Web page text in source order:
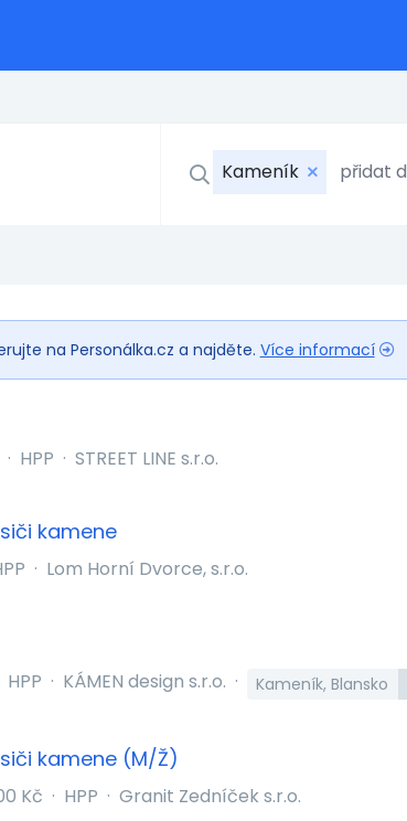
Kameník
na Personálka.cz a najděte. Více informací
· HPP · STREET LINE s.r.o.
kamene
· Lom Horní Dvorce, s.r.o.
HPP · KÁMEN design s.r.o. · Kameník, Blansko
kamene (M/Ž)
Kč · HPP · Granit Zedníček s.r.o.